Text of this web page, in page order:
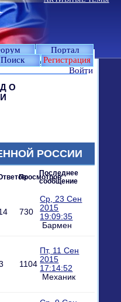
Портал
Поиск
Регистрация
Войти
зарегистрируйтесь.
О
РОССИИ
Просмотров
Последнее
сообщение
730
Ср, 23 Сен
2015
19:09:35
Бармен
1104
Пт, 11 Сен
2015
17:14:52
Механик